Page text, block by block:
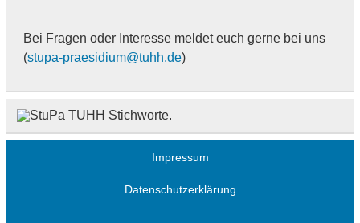
Bei Fragen oder Interesse meldet euch gerne bei uns
(stupa-praesidium@tuhh.de)
Impressum
Datenschutzerklärung